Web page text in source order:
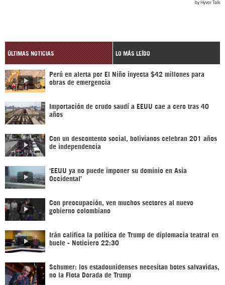
ÚLTIMAS NOTICIAS LO MÁS LEÍDO
Perú en alerta por El Niño inyecta $42 millones para
obras de emergencia
Importación de crudo saudí a EEUU cae a cero tras 40
años
Con un descontento social, bolivianos celebran 201 años
de independencia
‘EEUU ya no puede imponer su dominio en Asia
Occidental’
Con preocupación, ven muchos sectores al nuevo
gobierno colombiano
Irán califica la política de Trump de diplomacia teatral en
bucle - Noticiero 22:30
Schumer: los estadounidenses necesitan botes salvavidas,
no la Flota Dorada de Trump